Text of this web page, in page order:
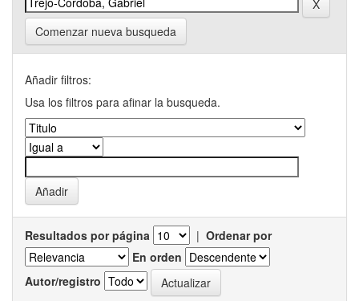
Comenzar nueva busqueda
Añadir filtros:
Usa los filtros para afinar la busqueda.
Resultados por página | Ordenar por
En orden
Autor/registro